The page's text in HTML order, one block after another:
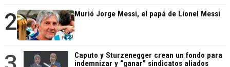
2 Murió Jorge Messi, el papá de Lionel Messi
Caputo y Sturzenegger crean un fondo para
indemnizar y “ganar” sindicatos aliados